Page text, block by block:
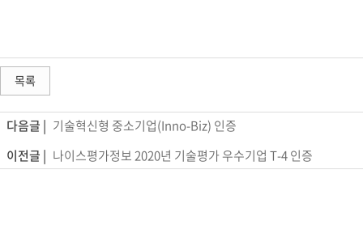
목록
다음글 | 기술혁신형 중소기업(Inno-Biz) 인증
이전글 | 나이스평가정보 2020년 기술평가 우수기업 T-4 인증